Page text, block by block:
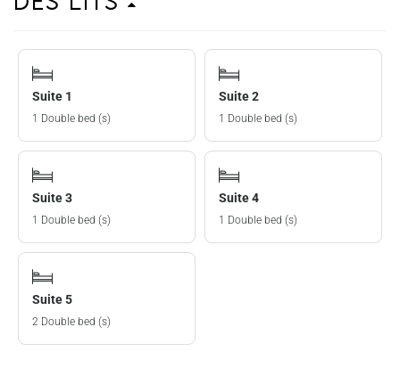
Suite 1
1 Double bed (s)
Suite 2
1 Double bed (s)
Suite 3
1 Double bed (s)
Suite 4
1 Double bed (s)
Suite 5
2 Double bed (s)